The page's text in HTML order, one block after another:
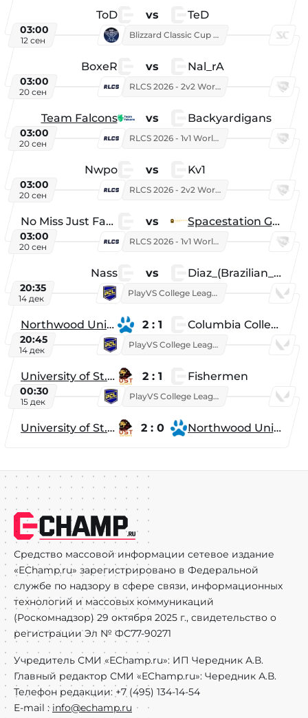
ToD vs TeD
03:00
12 сен
Blizzard Classic Cup 2026
BoxeR vs Nal_rA
03:00
20 сен
RLCS 2026 - 2v2 World Championship
Team Falcons vs Backyardigans
03:00
20 сен
RLCS 2026 - 1v1 World Championship
Nwpo vs Kv1
03:00
20 сен
RLCS 2026 - 2v2 World Championship
No Miss Just Fake vs Spacestation Gaming
03:00
20 сен
RLCS 2026 - 1v1 World Championship
Nass vs Diaz_(Brazilian_Player)
20:35
14 дек
PlayVS College League 2025: Fall
Northwood University 2 : 1 Columbia College
20:45
14 дек
PlayVS College League 2025: Fall
University of St. Thomas 2 : 1 Fishermen
00:30
15 дек
PlayVS College League 2025: Fall
University of St. Thomas 2 : 0 Northwood University
Средство массовой информации сетевое издание
«EChamp.ru» зарегистрировано в Федеральной
службе по надзору в сфере связи, информационных
технологий и массовых коммуникаций
(Роскомнадзор) 29 октября 2025 г., свидетельство о
регистрации Эл № ФС77-90271
Учредитель СМИ «EChamp.ru»: ИП Чередник А.В.
Главный редактор СМИ «EChamp.ru»: Чередник А.В.
Телефон редакции: +7 (495) 134-14-54
E-mail : info@echamp.ru